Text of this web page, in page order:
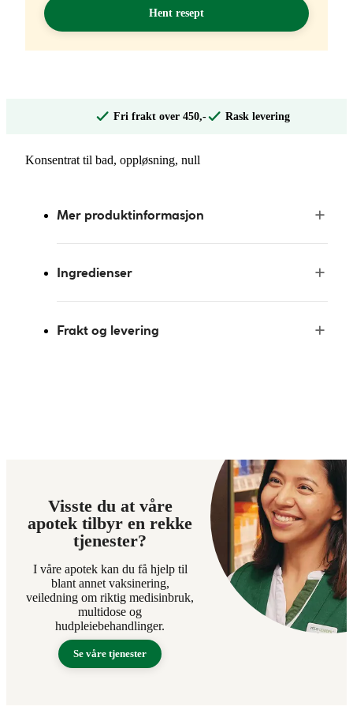
Hent resept
Fri frakt over 450,- Rask levering
Konsentrat til bad, oppløsning, null
Mer produktinformasjon
Ingredienser
Frakt og levering
Visste du at våre
apotek tilbyr en rekke
tjenester?
I våre apotek kan du få hjelp til
blant annet vaksinering,
veiledning om riktig medisinbruk,
multidose og
hudpleiebehandlinger.
Se våre tjenester